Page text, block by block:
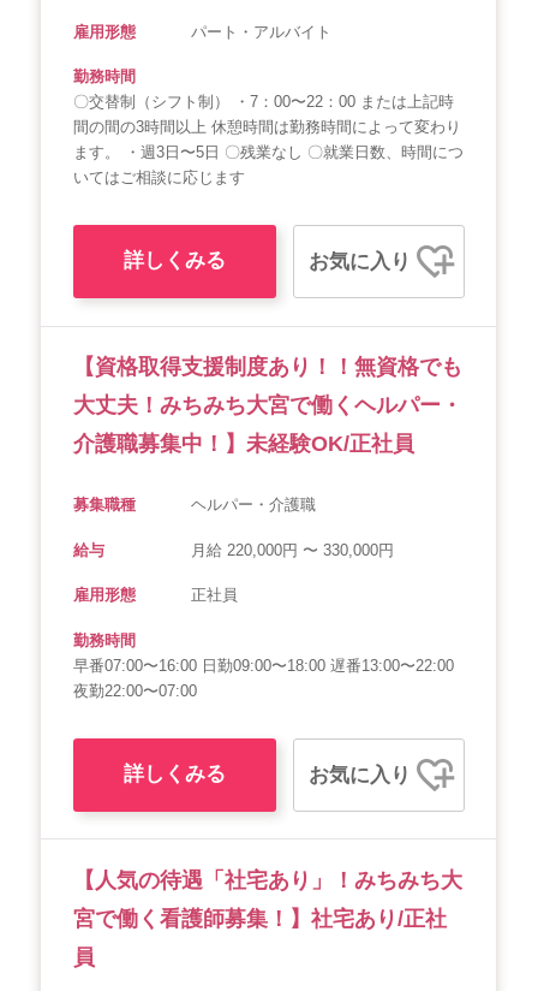
雇用形態 パート・アルバイト
勤務時間
〇交替制（シフト制） ・7：00〜22：00 または上記時
間の間の3時間以上 休憩時間は勤務時間によって変わり
ます。 ・週3日〜5日 〇残業なし 〇就業日数、時間につ
いてはご相談に応じます
詳しくみる お気に入り
【資格取得支援制度あり！！無資格でも
大丈夫！みちみち大宮で働くヘルパー・
介護職募集中！】未経験OK/正社員
募集職種 ヘルパー・介護職
給与 月給 220,000円 〜 330,000円
雇用形態 正社員
勤務時間
早番07:00〜16:00 日勤09:00〜18:00 遅番13:00〜22:00
夜勤22:00〜07:00
詳しくみる お気に入り
【人気の待遇「社宅あり」！みちみち大
宮で働く看護師募集！】社宅あり/正社
員